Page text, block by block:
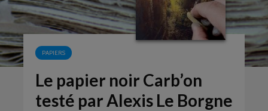
PAPIERS
Le papier noir Carb’on
testé par Alexis Le Borgne